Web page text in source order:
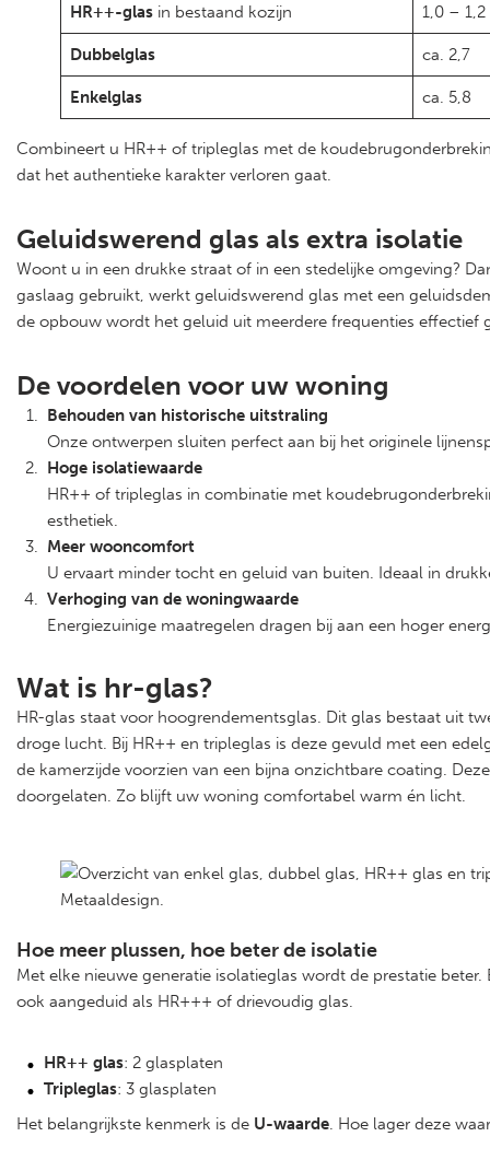
HR++-glasin bestaand kozijn 1,0 – 1,2
Dubbelglas ca. 2,7
Enkelglas ca. 5,8
Combineert u HR++ of tripleglas met de
dat het authentieke karakter verloren gaat.
Geluidswerend glas als extra isolatie
Woont u in een drukke straat of in een stedelijke omgeving?
gaslaag gebruikt, werkt geluidswerend glas met een
de opbouw wordt het geluid uit meerdere frequenties
De voordelen voor uw woning
Behouden van historische uitstraling
Onze ontwerpen sluiten perfect aan bij het originele
Hoge isolatiewaarde
HR++ of tripleglas in combinatie met
esthetiek.
Meer wooncomfort
U ervaart minder tocht en geluid van buiten. Ideaal in
Verhoging van de woningwaarde
Energiezuinige maatregelen dragen bij aan een hoger
Wat is hr-glas?
HR-glas staat voor hoogrendementsglas. Dit glas bestaat uit
droge lucht. Bij HR++ en tripleglas is deze gevuld met een
de kamerzijde voorzien van een bijna onzichtbare coating.
doorgelaten. Zo blijft uw woning comfortabel warm én licht.
Hoe meer plussen, hoe beter de isolatie
Met elke nieuwe generatie isolatieglas wordt de prestatie
ook aangeduid als HR+++ of drievoudig glas.
HR++ glas: 2 glasplaten
Tripleglas: 3 glasplaten
Het belangrijkste kenmerk is de U-waarde. Hoe lager deze